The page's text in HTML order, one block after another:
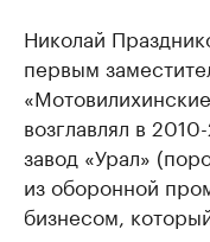
Николай
первым
возглавлял в
завод «Урал»
из оборонной
бизнесом,